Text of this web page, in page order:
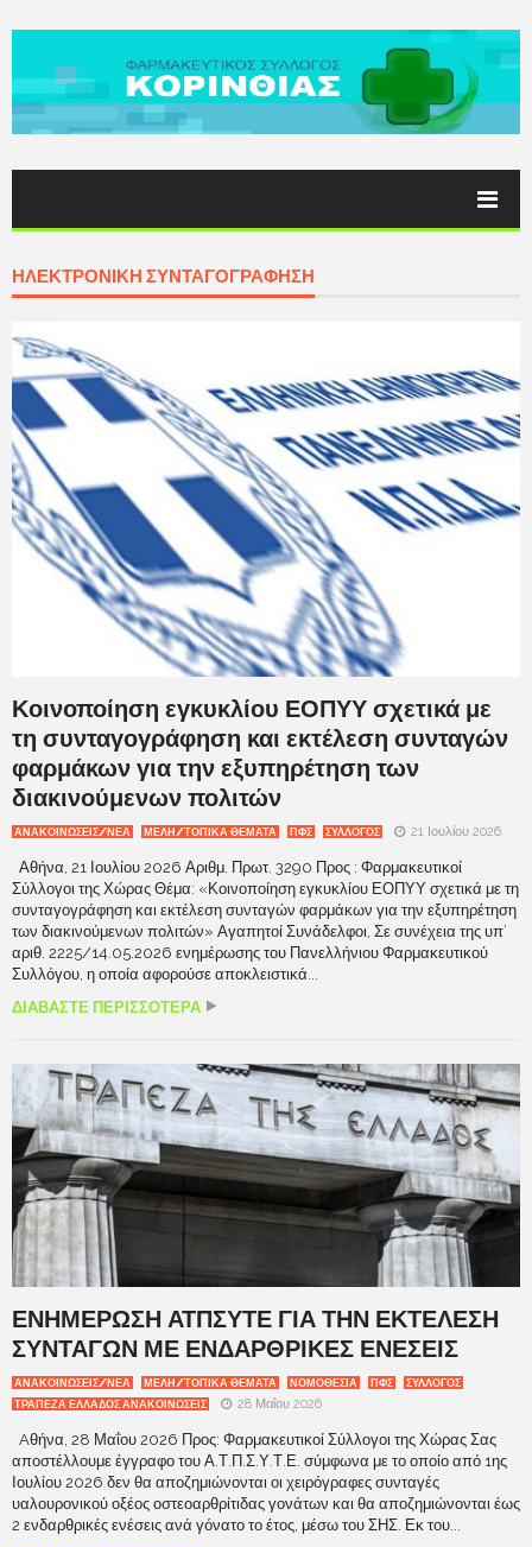
ΗΛΕΚΤΡΟΝΙΚΗ ΣΥΝΤΑΓΟΓΡΑΦΗΣΗ
Κοινοποίηση εγκυκλίου ΕΟΠΥΥ σχετικά με
τη συνταγογράφηση και εκτέλεση συνταγών
φαρμάκων για την εξυπηρέτηση των
διακινούμενων πολιτών
ΑΝΑΚΟΙΝΩΣΕΙΣ/ΝΕΑ ΜΕΛΗ/ΤΟΠΙΚΑ ΘΕΜΑΤΑ ΠΦΣ ΣΥΛΛΟΓΟΣ 21 Ιουλίου 2026
Αθήνα, 21 Ιουλίου 2026 Αριθμ. Πρωτ. 3290 Προς : Φαρμακευτικοί
Σύλλογοι της Χώρας Θέμα: «Κοινοποίηση εγκυκλίου ΕΟΠΥΥ σχετικά με τη
συνταγογράφηση και εκτέλεση συνταγών φαρμάκων για την εξυπηρέτηση
των διακινούμενων πολιτών» Αγαπητοί Συνάδελφοι, Σε συνέχεια της υπ’
αριθ. 2225/14.05.2026 ενημέρωσης του Πανελλήνιου Φαρμακευτικού
Συλλόγου, η οποία αφορούσε αποκλειστικά...
ΔΙΑΒΑΣΤΕ ΠΕΡΙΣΣΟΤΕΡΑ
ΕΝΗΜΕΡΩΣΗ ΑΤΠΣΥΤΕ ΓΙΑ ΤΗΝ ΕΚΤΕΛΕΣΗ
ΣΥΝΤΑΓΩΝ ΜΕ ΕΝΔΑΡΘΡΙΚΕΣ ΕΝΕΣΕΙΣ
ΑΝΑΚΟΙΝΩΣΕΙΣ/ΝΕΑ ΜΕΛΗ/ΤΟΠΙΚΑ ΘΕΜΑΤΑ ΝΟΜΟΘΕΣΙΑ ΠΦΣ
ΣΥΛΛΟΓΟΣ
ΤΡΆΠΕΖΑ ΕΛΛΆΔΟΣ ΑΝΑΚΟΙΝΏΣΕΙΣ
28 Μαΐου 2026
Aθήνα, 28 Μαΐου 2026 Προς: Φαρμακευτικοί Σύλλογοι της Χώρας Σας
αποστέλλουμε έγγραφο του Α.Τ.Π.Σ.Υ.Τ.Ε. σύμφωνα με το οποίο από 1ης
Ιουλίου 2026 δεν θα αποζημιώνονται οι χειρόγραφες συνταγές
υαλουρονικού οξέος οστεοαρθρίτιδας γονάτων και θα αποζημιώνονται έως
2 ενδαρθρικές ενέσεις ανά γόνατο το έτος, μέσω του ΣΗΣ. Εκ του...